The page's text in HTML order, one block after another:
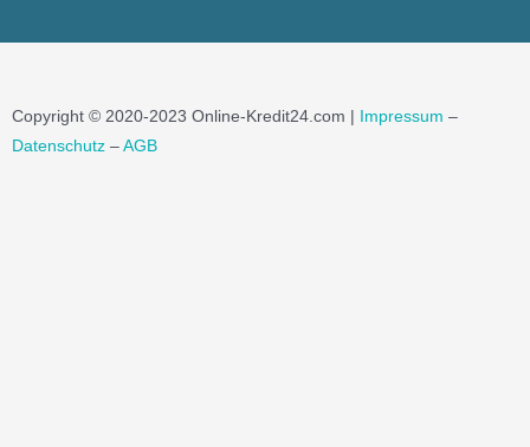
Copyright © 2020-2023 Online-Kredit24.com | Impressum –
Datenschutz – AGB